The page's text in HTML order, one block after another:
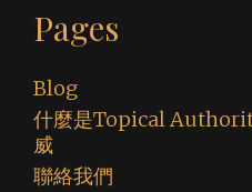
Pages
Blog
什麼是Topical
威
聯絡我們